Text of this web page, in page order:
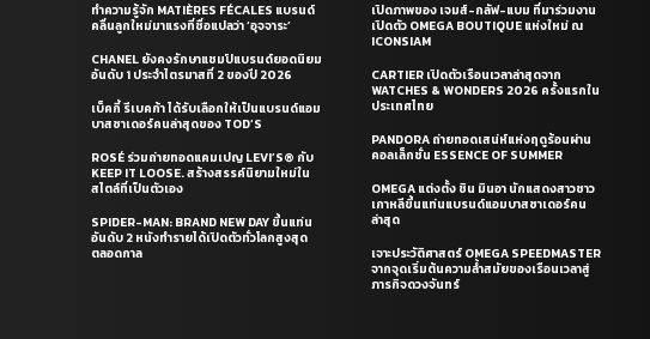
ทำความรู้จัก MATIÈRES FÉCALES แบรนด์
คลื่นลูกใหม่มาแรงที่ชื่อแปลว่า ‘อุจจาระ’
CHANEL ยังคงรักษาแชมป์แบรนด์ยอดนิยม
อันดับ 1 ประจำไตรมาสที่ 2 ของปี 2026
เบ็คกี้ รีเบคก้า ได้รับเลือกให้เป็นแบรนด์แอม
บาสซาเดอร์คนล่าสุดของ TOD’S
ROSÉ ร่วมถ่ายทอดแคมเปญ LEVI’S® กับ
KEEP IT LOOSE. สร้างสรรค์นิยามใหม่ใน
สไตล์ที่เป็นตัวเอง
SPIDER-MAN: BRAND NEW DAY ขึ้นแท่น
อันดับ 2 หนังทำรายได้เปิดตัวทั่วโลกสูงสุด
ตลอดกาล
เปิดภาพของ เจมส์-กลัฟ-แบม ที่มาร่วมงาน
เปิดตัว OMEGA BOUTIQUE แห่งใหม่ ณ
ICONSIAM
CARTIER เปิดตัวเรือนเวลาล่าสุดจาก
WATCHES & WONDERS 2026 ครั้งแรกใน
ประเทศไทย
PANDORA ถ่ายทอดเสน่ห์แห่งฤดูร้อนผ่าน
คอลเล็กชั่น ESSENCE OF SUMMER
OMEGA แต่งตั้ง ชิน มินอา นักแสดงสาวชาว
เกาหลีขึ้นแท่นแบรนด์แอมบาสซาเดอร์คน
ล่าสุด
เจาะประวัติศาสตร์ OMEGA SPEEDMASTER
จากจุดเริ่มต้นความล้ำสมัยของเรือนเวลาสู่
ภารกิจดวงจันทร์